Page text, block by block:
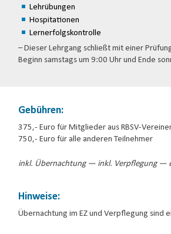
Lehrübungen
Hospitationen
Lernerfolgskontrolle
– Dieser Lehrgang schließt mit einer
Beginn samstags um 9:00 Uhr und Ende
Gebühren:
375,- Euro für Mitglieder aus RBSV-
750,- Euro für alle anderen Teilnehmer
inkl. Übernachtung — inkl. Verpflegung —
Hinweise:
Übernachtung im EZ und Verpflegung sind